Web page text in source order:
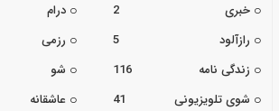
خبری
2 درام
رازآلود
5 رزمی
زندگی نامه
116 شو
شوی تلویزیونی
41 عاشقانه